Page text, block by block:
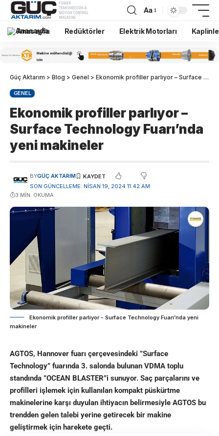
Aa
Anasayfa Redüktörler Elektrik Motorları
Güç Aktarım > Blog > Genel > Ekonomik profiller parlıyor – Surface Technology Fuarı’nda yeni makineler
GENEL
Ekonomik profiller parlıyor –
Surface Technology Fuarı’nda
yeni makineler
SON GÜNCELLEME: NISAN 19, 2024 11:42 AM
BYGÜÇ AKTARIM
3 MIN. OKUMA
Ekonomik profiller parlıyor - Surface Technology Fuarı’nda yeni
makineler
AGTOS, Hannover fuarı çerçevesindeki ”Surface
Technology” fuarında 3. salonda bulunan VDMA toplu
standında ”OCEAN BLASTER”i sunuyor. Saç parçalarını ve
profilleri işlemek için kullanılan kompakt püskürtme
makinelerine karşı duyulan ihtiyacın belirmesiyle AGTOS bu
trendden gelen talebi yerine getirecek bir makine
geliştirmek için harekete geçti.